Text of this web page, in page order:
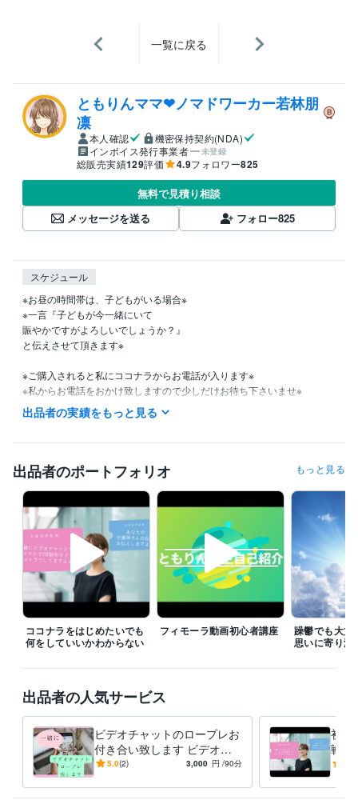
一覧に戻る
ともりんママ❤ノマドワーカー若林朋
凛
本人確認
機密保持契約(NDA)
インボイス発行事業者
未登録
総販売実績129評価 4.9フォロワー825
無料で見積り相談
メッセージを送る
フォロー825
スケジュール
※お昼の時間帯は、子どもがいる場合※
※一言『子どもが今一緒にいて
賑やかですがよろしいでしょうか？』
と伝えさせて頂きます※
※ご購入されると私にココナラからお電話が入ります※
※私からお電話をおかけ致しますので少しだけお待ち下さいませ※
発達障害ADHD,HSS型HSP行動力のある繊細さんです。
お電話を切ってももちろん大丈夫です♪
★お電話の場合★
☆10:00〜13:00 22:00〜26:00
待機可能ですよ♪
あなたの電話をお待ちしておりますよ♪
待機になってなくても対応可能です☆
気軽にDMくださいませ
※電話以外の通常商品の場合※
まずばDMをくださいませ
対応は24時間大丈夫ですよ☆
必ず24時間以内にはご連絡させあげます。
経営・マネジメント / 経営者・CEO・COO
ライフスタイル・その他 / 占い師 経験年数 : 8年
ライフスタイル・その他 / 講師・インストラクター 経験年数 : 8年
職歴
日本の神様産土神氏神様鑑定
行政在宅テレワーク講師
出品者の実績をもっと見る
出品者のポートフォリオ もっと見る
ココナラをはじめたいでも
何をしていいかわからない
フィモーラ動画初心者講座
躁鬱でも大丈
思いに寄り添
出品者の人気サービス
ビデオチャットのロープレお
付き合い致します ビデオチ
ャットの商品をだしたいでも
5.0(2) 3,000 円 /90分
初心
戦略
ネ
へ